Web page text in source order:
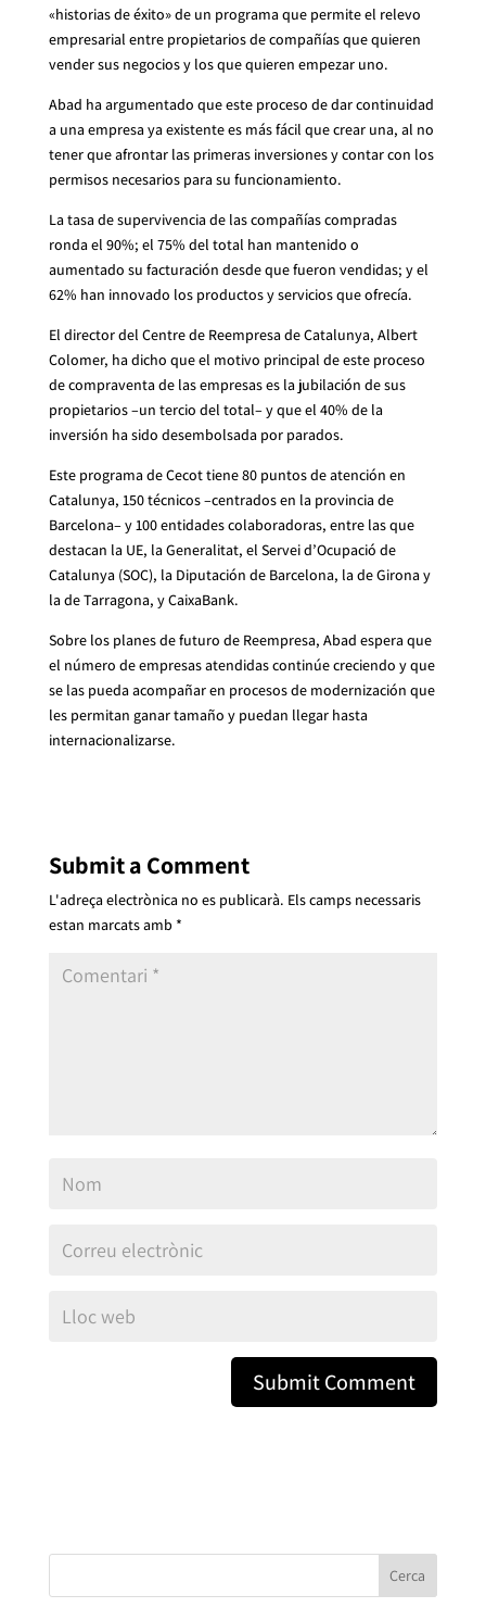
«historias de éxito» de un programa que permite el relevo
empresarial entre propietarios de compañías que quieren
vender sus negocios y los que quieren empezar uno.
Abad ha argumentado que este proceso de dar continuidad
a una empresa ya existente es más fácil que crear una, al no
tener que afrontar las primeras inversiones y contar con los
permisos necesarios para su funcionamiento.
La tasa de supervivencia de las compañías compradas
ronda el 90%; el 75% del total han mantenido o
aumentado su facturación desde que fueron vendidas; y el
62% han innovado los productos y servicios que ofrecía.
El director del Centre de Reempresa de Catalunya, Albert
Colomer, ha dicho que el motivo principal de este proceso
de compraventa de las empresas es la jubilación de sus
propietarios –un tercio del total– y que el 40% de la
inversión ha sido desembolsada por parados.
Este programa de Cecot tiene 80 puntos de atención en
Catalunya, 150 técnicos –centrados en la provincia de
Barcelona– y 100 entidades colaboradoras, entre las que
destacan la UE, la Generalitat, el Servei d’Ocupació de
Catalunya (SOC), la Diputación de Barcelona, la de Girona y
la de Tarragona, y CaixaBank.
Sobre los planes de futuro de Reempresa, Abad espera que
el número de empresas atendidas continúe creciendo y que
se las pueda acompañar en procesos de modernización que
les permitan ganar tamaño y puedan llegar hasta
internacionalizarse.
Submit a Comment
L'adreça electrònica no es publicarà. Els camps necessaris
estan marcats amb *
Cerca